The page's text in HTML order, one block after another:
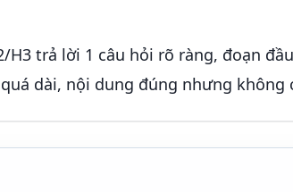
H3 trả lời 1 câu hỏi rõ ràng, đoạn
dài, nội dung đúng nhưng không